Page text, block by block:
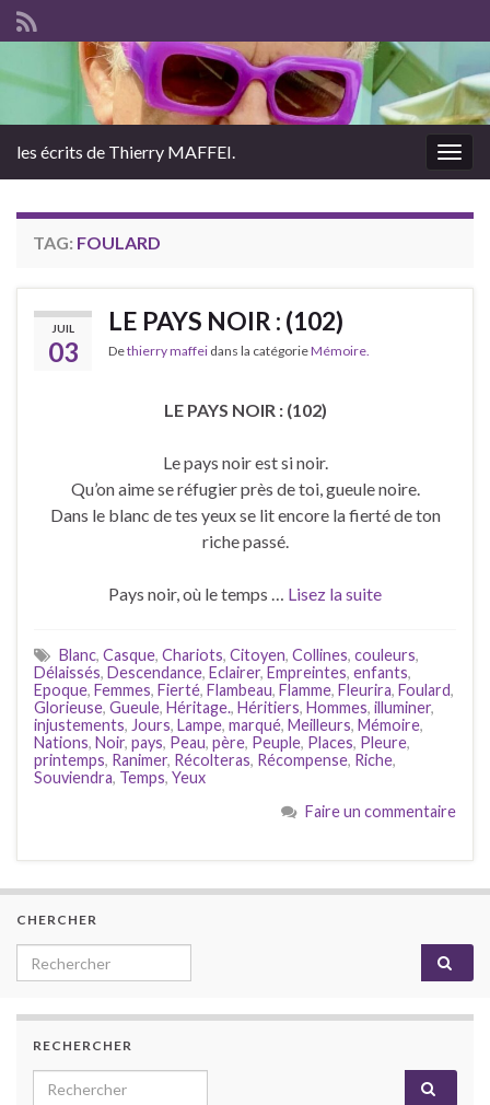
les écrits de Thierry MAFFEI.
TAG: FOULARD
JUIL
03
LE PAYS NOIR : (102)
Dethierry maffei dans la catégorieMémoire.
LE PAYS NOIR : (102)
Le pays noir est si noir.
Qu’on aime se réfugier près de toi, gueule noire.
Dans le blanc de tes yeux se lit encore la fierté de ton
riche passé.
Pays noir, où le temps … Lisez la suite
Blanc, Casque, Chariots, Citoyen, Collines, couleurs,
Délaissés, Descendance, Eclairer, Empreintes, enfants,
Epoque, Femmes, Fierté, Flambeau, Flamme, Fleurira, Foulard,
Glorieuse, Gueule, Héritage., Héritiers, Hommes, illuminer,
injustements, Jours, Lampe, marqué, Meilleurs, Mémoire,
Nations, Noir, pays, Peau, père, Peuple, Places, Pleure,
printemps, Ranimer, Récolteras, Récompense, Riche,
Souviendra, Temps, Yeux
Faire un commentaire
CHERCHER
Search for:
RECHERCHER
Search for: